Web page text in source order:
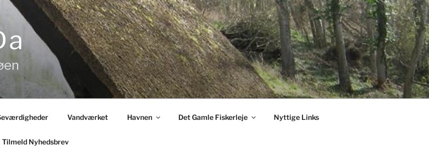
Vandværket Havnen Det Gamle Fiskerleje Nyttige Links
Tilmeld Nyhedsbrev